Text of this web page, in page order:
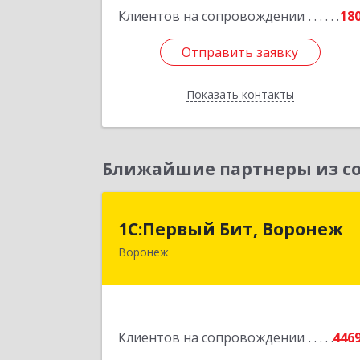
Клиентов на сопровождении
Отправить заявку
Показать контакты
Отправить заявку
Назад
Ближайшие партнеры из
1С:Первый Бит, Воронеж
Воронеж
Клиентов на сопровождении
1С:Первый Бит, Воронеж
394006, Воронежская обл, Воронеж г,